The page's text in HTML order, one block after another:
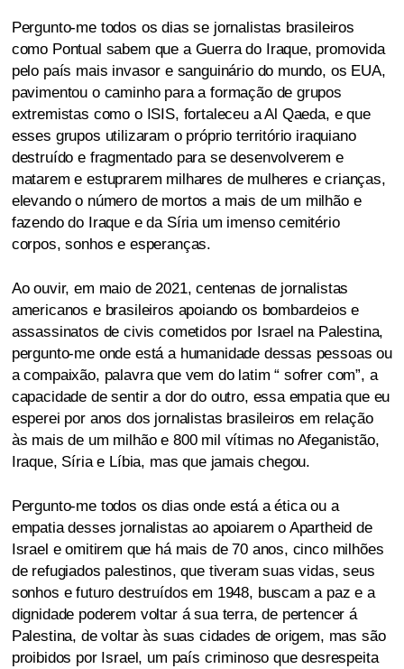
Pergunto-me todos os dias se jornalistas brasileiros
como Pontual sabem que a Guerra do Iraque, promovida
pelo país mais invasor e sanguinário do mundo, os EUA,
pavimentou o caminho para a formação de grupos
extremistas como o ISIS, fortaleceu a Al Qaeda, e que
esses grupos utilizaram o próprio território iraquiano
destruído e fragmentado para se desenvolverem e
matarem e estuprarem milhares de mulheres e crianças,
elevando o número de mortos a mais de um milhão e
fazendo do Iraque e da Síria um imenso cemitério
corpos, sonhos e esperanças.
Ao ouvir, em maio de 2021, centenas de jornalistas
americanos e brasileiros apoiando os bombardeios e
assassinatos de civis cometidos por Israel na Palestina,
pergunto-me onde está a humanidade dessas pessoas ou
a compaixão, palavra que vem do latim “ sofrer com”, a
capacidade de sentir a dor do outro, essa empatia que eu
esperei por anos dos jornalistas brasileiros em relação
às mais de um milhão e 800 mil vítimas no Afeganistão,
Iraque, Síria e Líbia, mas que jamais chegou.
Pergunto-me todos os dias onde está a ética ou a
empatia desses jornalistas ao apoiarem o Apartheid de
Israel e omitirem que há mais de 70 anos, cinco milhões
de refugiados palestinos, que tiveram suas vidas, seus
sonhos e futuro destruídos em 1948, buscam a paz e a
dignidade poderem voltar á sua terra, de pertencer á
Palestina, de voltar às suas cidades de origem, mas são
proibidos por Israel, um país criminoso que desrespeita